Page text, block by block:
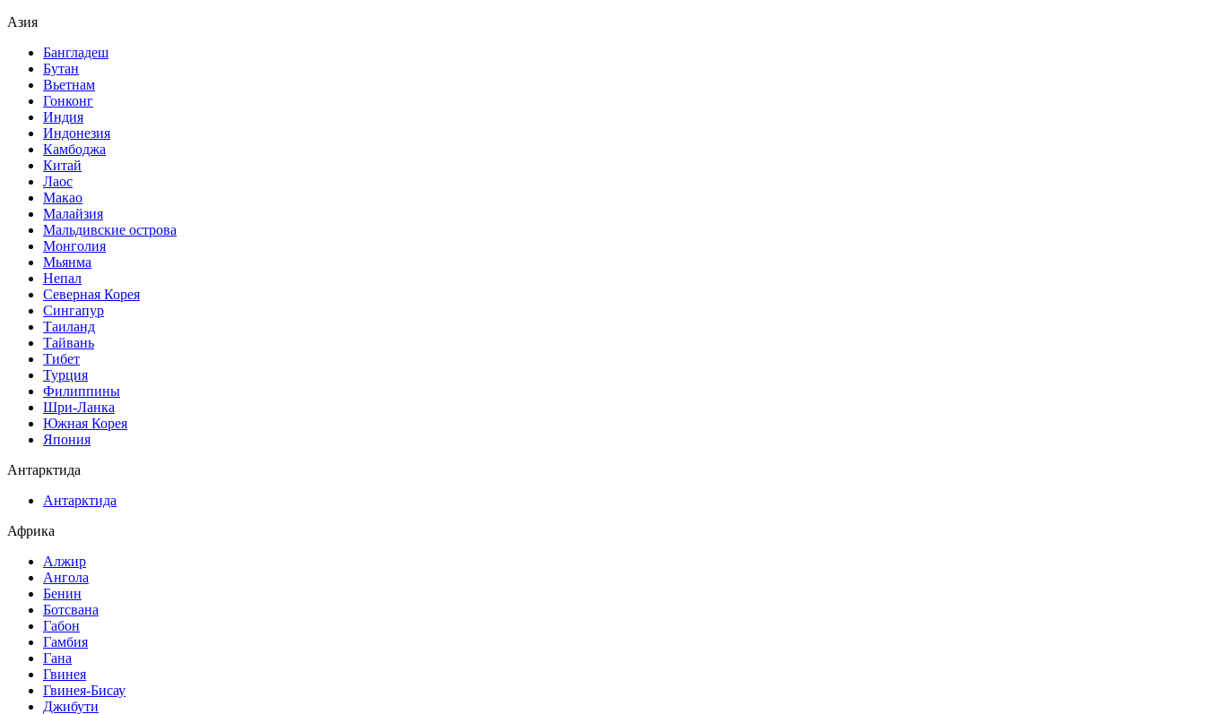
Азия
Бангладеш
Бутан
Вьетнам
Гонконг
Индия
Индонезия
Камбоджа
Китай
Лаос
Макао
Малайзия
Мальдивские острова
Монголия
Мьянма
Непал
Северная Корея
Сингапур
Таиланд
Тайвань
Тибет
Турция
Филиппины
Шри-Ланка
Южная Корея
Япония
Антарктида
Антарктида
Африка
Алжир
Ангола
Бенин
Ботсвана
Габон
Гамбия
Гана
Гвинея
Гвинея-Бисау
Джибути